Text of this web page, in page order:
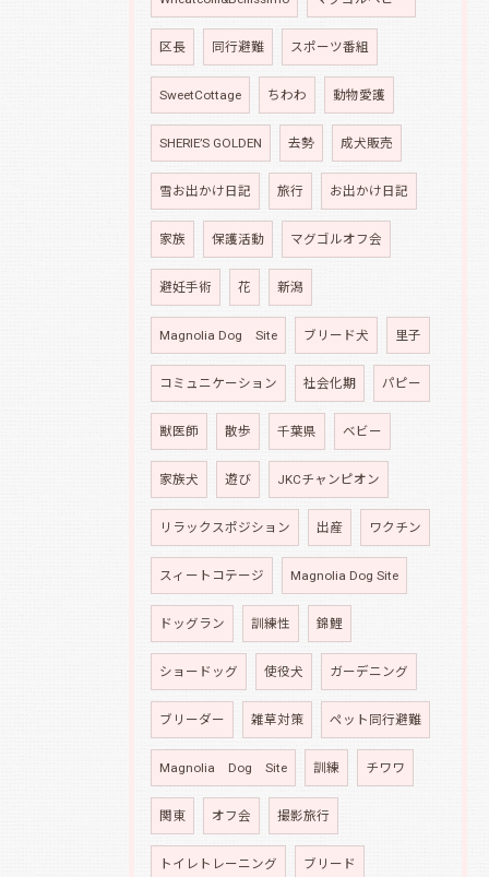
区長 同行避難 スポーツ番組
SweetCottage ちわわ 動物愛護
SHERIE’S GOLDEN 去勢 成犬販売
雪お出かけ日記 旅行 お出かけ日記
家族 保護活動 マグゴルオフ会
避妊手術 花 新潟
Magnolia Dog Site ブリード犬 里子
コミュニケーション 社会化期 パピー
獣医師 散歩 千葉県 ベビー
家族犬 遊び JKCチャンピオン
リラックスポジション 出産 ワクチン
スィートコテージ Magnolia Dog Site
ドッグラン 訓練性 錦鯉
ショードッグ 使役犬 ガーデニング
ブリーダー 雑草対策 ペット同行避難
Magnolia Dog Site 訓練 チワワ
関東 オフ会 撮影旅行
トイレトレーニング ブリード